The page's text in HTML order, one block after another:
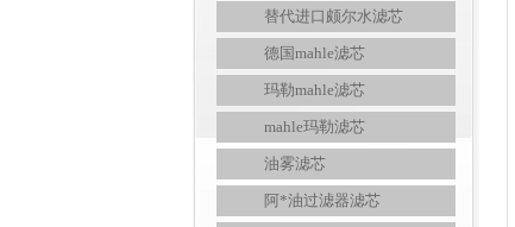
替代进口颇尔水滤芯
德国mahle滤芯
玛勒mahle滤芯
mahle玛勒滤芯
油雾滤芯
阿*油过滤器滤芯